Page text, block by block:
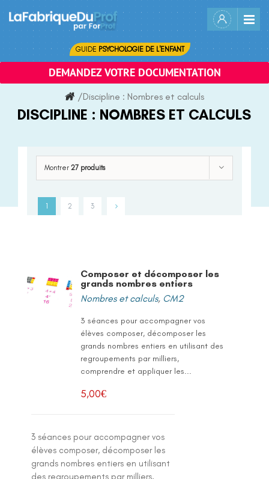
content
GUIDE PSYCHOLOGIE DE L'ENFANT
DEMANDEZ VOTRE DOCUMENTATION
/Discipline : Nombres et calculs
DISCIPLINE : NOMBRES ET CALCULS
Montrer 27 produits
1 2 3
Composer et décomposer les
grands nombres entiers
Nombres et calculs, CM2
3 séances pour accompagner vos
élèves composer, décomposer les
grands nombres entiers en utilisant des
regroupements par milliers,
comprendre et appliquer les...
5,00€
3 séances pour accompagner vos
élèves composer, décomposer les
grands nombres entiers en utilisant
des regroupements par milliers,